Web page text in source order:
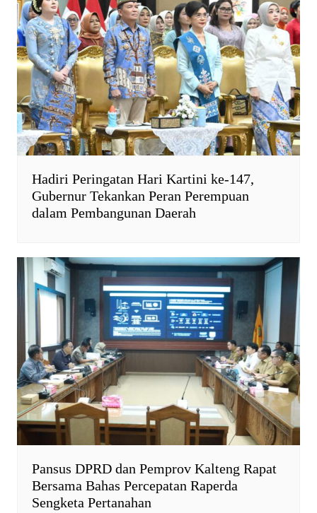
Hadiri Peringatan Hari Kartini ke-147,
Gubernur Tekankan Peran Perempuan
dalam Pembangunan Daerah
Pansus DPRD dan Pemprov Kalteng Rapat
Bersama Bahas Percepatan Raperda
Sengketa Pertanahan